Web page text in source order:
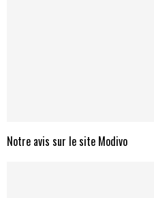
Notre avis sur le site Modivo